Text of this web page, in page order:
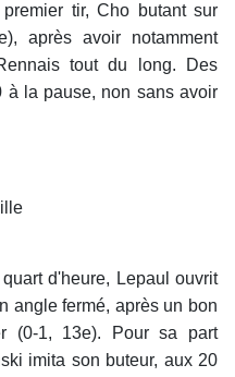
tir, Cho butant sur
après avoir notamment
tout du long. Des
à la pause, non sans avoir
d'heure, Lepaul ouvrit
angle fermé, après un bon
(0-1, 13e). Pour sa part
imita son buteur, aux 20